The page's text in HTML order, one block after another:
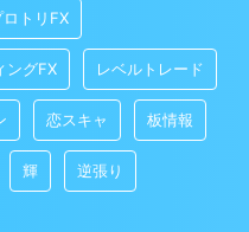
ロトリFX
ングFX レベルトレード
恋スキャ 板情報
輝 逆張り